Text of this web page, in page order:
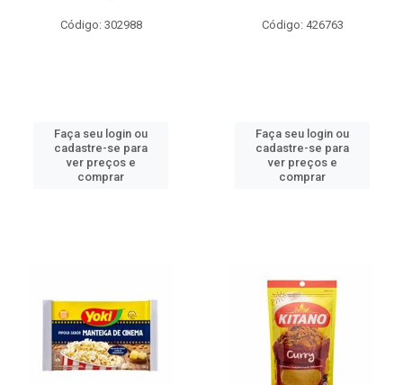
Código: 302988
Faça seu login ou
cadastre-se para
ver preços e
comprar
Código: 426763
Faça seu login ou
cadastre-se para
ver preços e
comprar